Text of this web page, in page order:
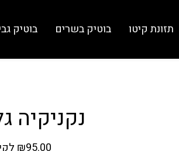
תזונת קיטו בוטיק בשרים בוטיק
נקניקיה
₪95.00